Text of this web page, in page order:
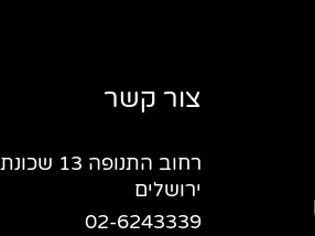
צור קשר
רחוב
ירושלים
02-6243339